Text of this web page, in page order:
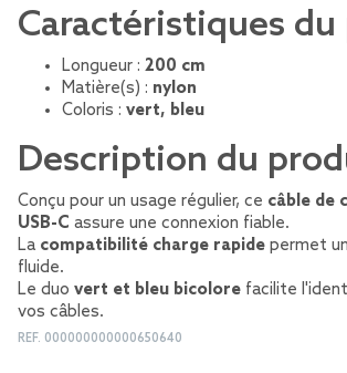
Caractéristiques
Longueur : 200 cm
Matière(s) : nylon
Coloris : vert, bleu
Description du
Conçu pour un usage régulier, ce câble de
USB-C assure une connexion fiable.
La compatibilité charge rapide permet
fluide.
Le duo vert et bleu bicolore facilite
vos câbles.
REF. 000000000000650640